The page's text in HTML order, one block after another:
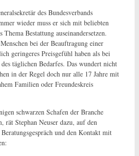
des Bundesverbands
wieder muss er sich mit beliebten
Bestattung auseinandersetzen.
bei der Beauftragung einer
geringeres Preisgefühl haben als bei
täglichen Bedarfes. Das wundert nicht
in der Regel doch nur alle 17 Jahre mit
Familien oder Freundeskreis
schwarzen Schafen der Branche
rät Stephan Neuser dazu, auf den
und den Kontakt mit